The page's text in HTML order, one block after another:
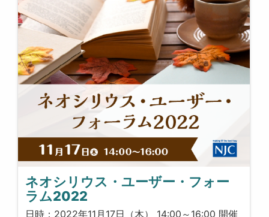
ネオシリウス・ユーザー・フォー
ラム2022
日時：2022年11月17日（木） 14:00～16:00 開催